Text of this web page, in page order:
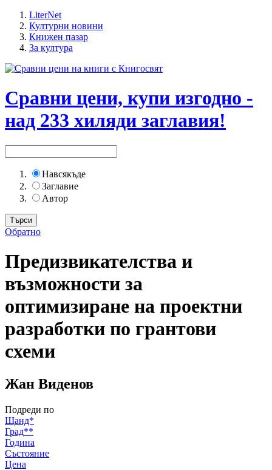
LiterNet
Културни новини
Книжен пазар
За култура
Сравни цени, купи изгодно -
над 233 хиляди заглавия!
Навсякъде
Заглавие
Автор
Обратно
Предизвикателства и
възможности за
оптимизиране на проектни
разработки по грантови
схеми
Жан Виденов
Подреди по
Щанд*
Град**
Година
Състояние
Цена